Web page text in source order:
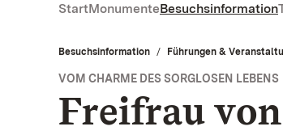
StartMonumenteBesuchsinformation
Besuchsinformation Führungen &
VOM CHARME DES SORGLOSEN LEBENS
Freifrau